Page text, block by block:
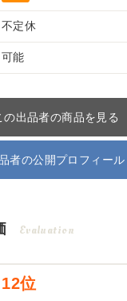
不定休
可能
の出品者の商品を見る
者の公開プロフィール
Evaluation
12位